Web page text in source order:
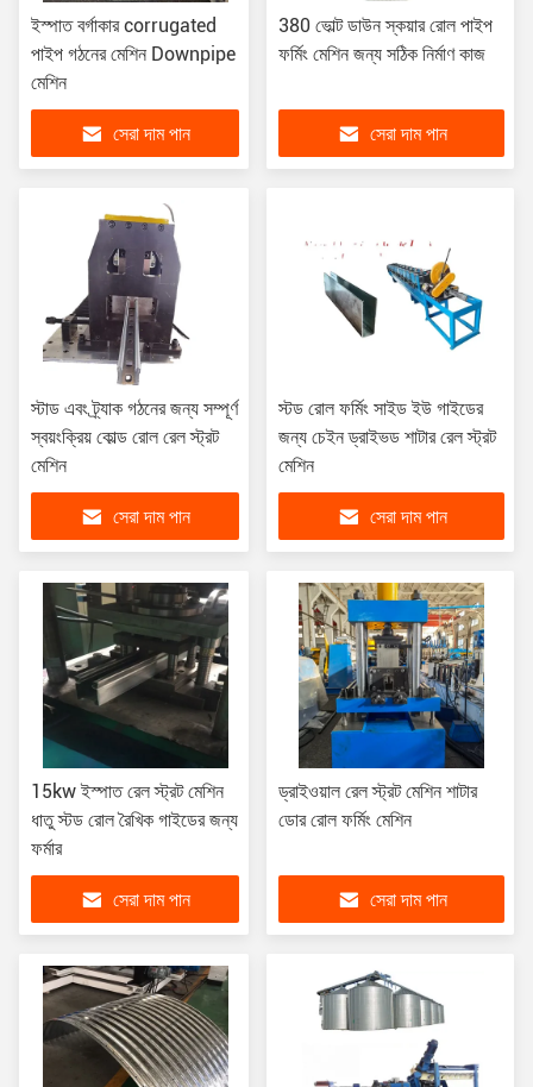
ইস্পাত বর্গাকার corrugated
পাইপ গঠনের মেশিন Downpipe
মেশিন
সেরা দাম পান
380 ভোল্ট ডাউন স্কয়ার রোল পাইপ
ফর্মিং মেশিন জন্য সঠিক নির্মাণ কাজ
সেরা দাম পান
স্টাড এবং ট্র্যাক গঠনের জন্য সম্পূর্ণ
স্বয়ংক্রিয় কোল্ড রোল রেল স্ট্রট
মেশিন
সেরা দাম পান
স্টড রোল ফর্মিং সাইড ইউ গাইডের
জন্য চেইন ড্রাইভড শাটার রেল স্ট্রট
মেশিন
সেরা দাম পান
15kw ইস্পাত রেল স্ট্রট মেশিন
ধাতু স্টড রোল রৈখিক গাইডের জন্য
ফর্মার
সেরা দাম পান
ড্রাইওয়াল রেল স্ট্রট মেশিন শাটার
ডোর রোল ফর্মিং মেশিন
সেরা দাম পান